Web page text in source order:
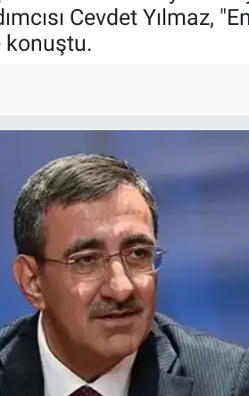
Cevdet Yılmaz,
konuştu.